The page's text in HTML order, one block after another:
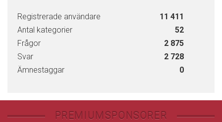
Registrerade användare
11 411
Antal kategorier
52
Frågor
2 875
Svar
2 728
Ämnestaggar
0
PREMIUMSPONSORER